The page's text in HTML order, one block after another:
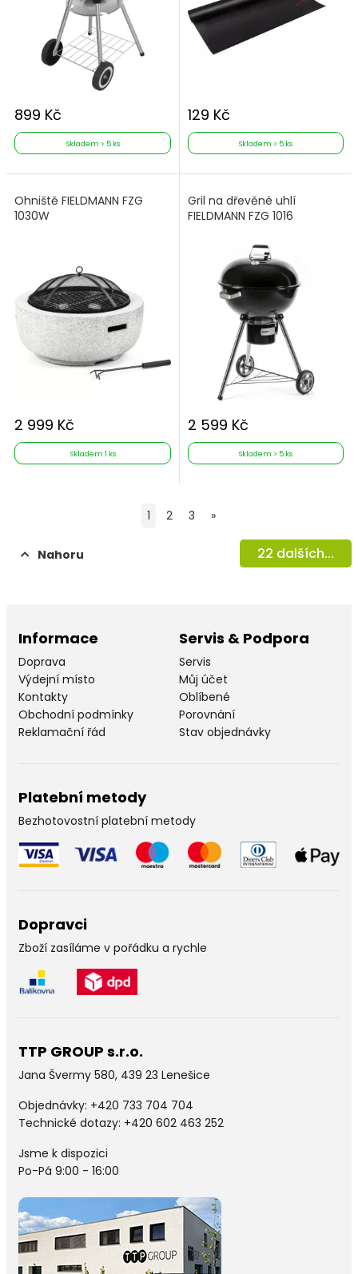
899 Kč
Skladem > 5 ks
129 Kč
Skladem > 5 ks
Ohniště FIELDMANN FZG
1030W
2 999 Kč
Skladem 1 ks
Gril na dřevěné uhlí
FIELDMANN FZG 1016
2 599 Kč
Skladem > 5 ks
Nahoru
1 2 3 »
22 dalších...
Informace
Doprava
Výdejní místo
Kontakty
Obchodní podmínky
Reklamační řád
Servis & Podpora
Servis
Můj účet
Oblíbené
Porovnání
Stav objednávky
Platební metody
Bezhotovostní platební metody
Dopravci
Zboží zasíláme v pořádku a rychle
TTP GROUP s.r.o.
Jana Švermy 580, 439 23 Lenešice
Objednávky: +420 733 704 704
Technické dotazy: +420 602 463 252
Jsme k dispozici
Po-Pá 9:00 - 16:00